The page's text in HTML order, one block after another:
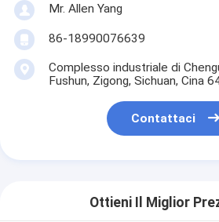
Mr. Allen Yang
86-18990076639
Complesso industriale di
Fushun, Zigong, Sichuan, Cina
Contattaci
Ottieni Il Miglior